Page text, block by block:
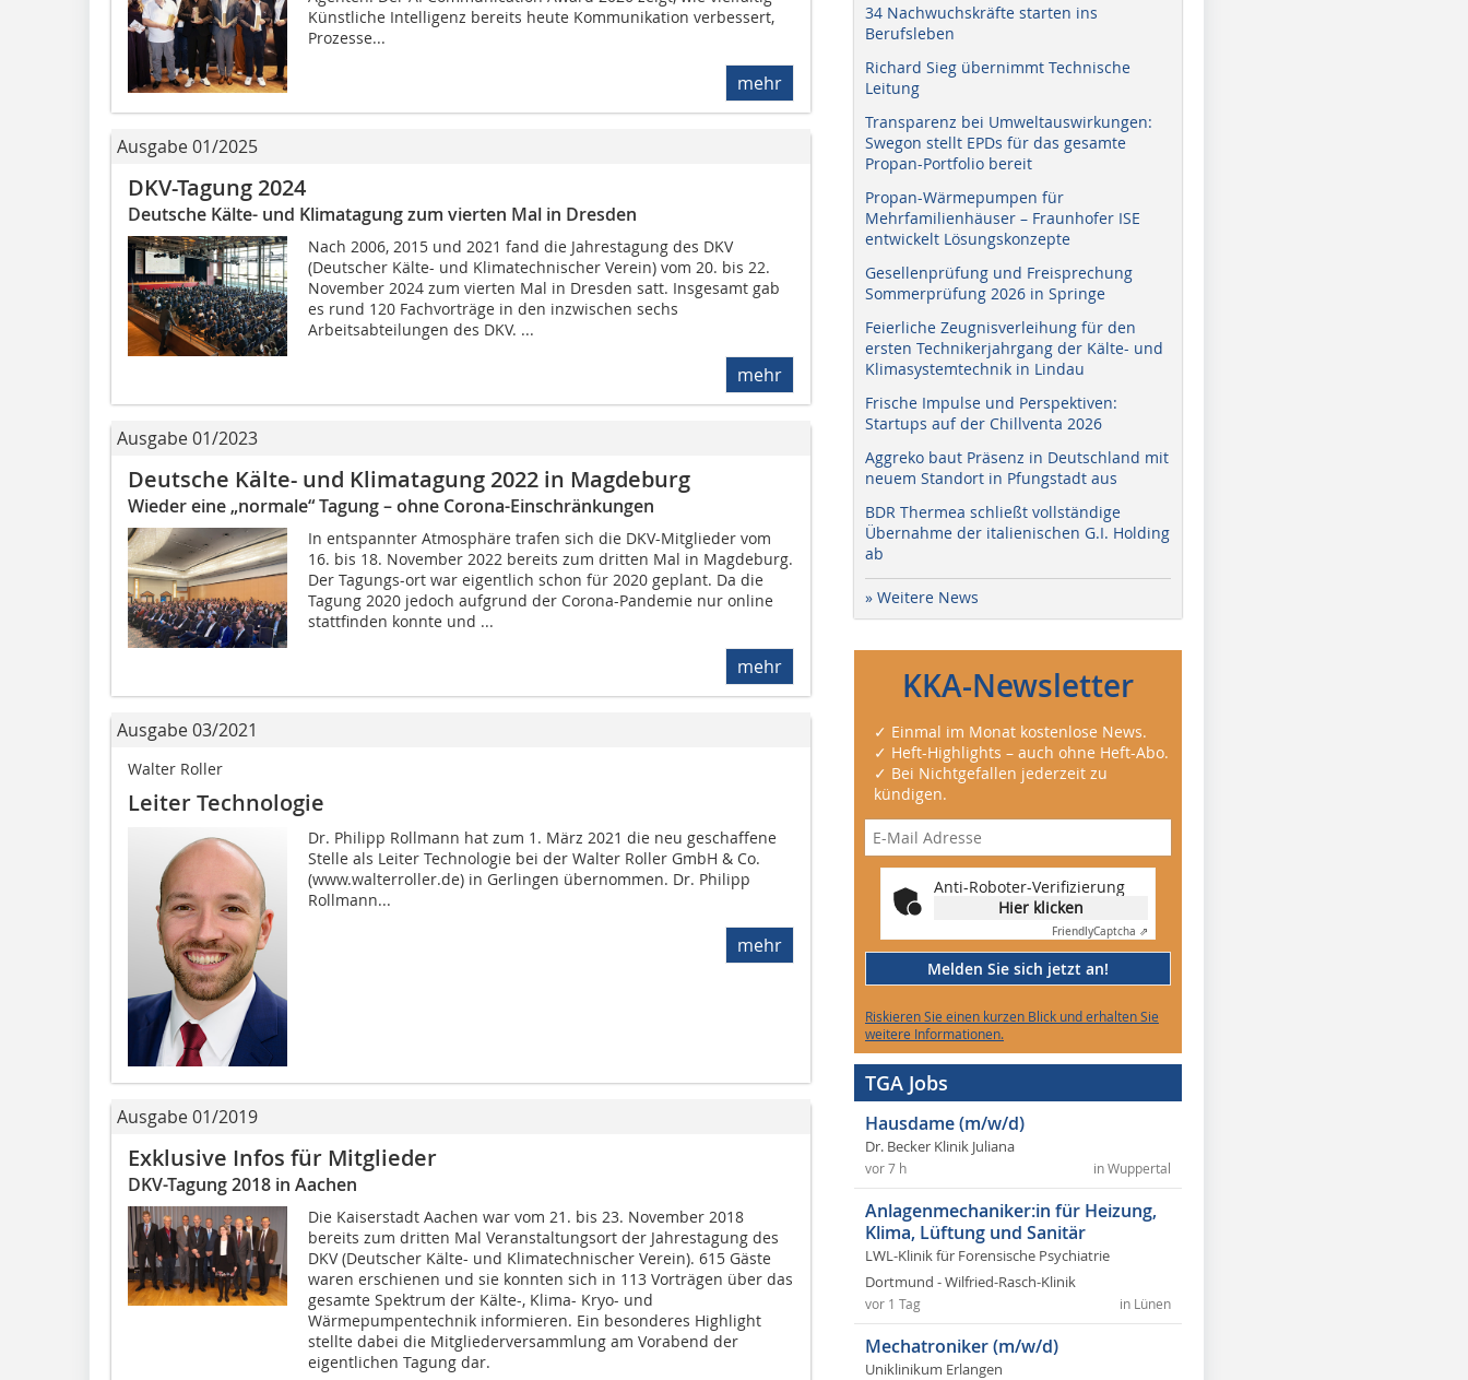
Künstliche Intelligenz bereits heute Kommunikation verbessert,
Prozesse...
mehr
Ausgabe 01/2025
DKV-Tagung 2024
Deutsche Kälte- und Klimatagung zum vierten Mal in Dresden
Nach 2006, 2015 und 2021 fand die Jahrestagung des DKV
(Deutscher ­Kälte- und Klimatechnischer Verein) vom 20. bis 22.
November 2024 zum vierten Mal in Dresden satt. Insgesamt gab
es rund 120 Fachvorträge in den inzwischen sechs
Arbeitsabteilungen des DKV. ...
mehr
Ausgabe 01/2023
Deutsche Kälte- und Klima­tagung 2022 in Magdeburg
Wieder eine „normale“ Tagung – ohne Corona-Einschränkungen
In entspannter Atmosphäre trafen sich die DKV-Mitglieder vom
16. bis 18. November 2022 bereits zum dritten Mal in Magdeburg.
Der Tagungs-ort war eigentlich schon für 2020 geplant. Da die
Tagung 2020 jedoch ­aufgrund der Corona-Pandemie nur online
stattfinden konnte und ...
mehr
Ausgabe 03/2021
Walter Roller
Leiter Technologie
Dr. Philipp Rollmann hat zum 1. März 2021 die neu geschaffene
Stelle als Leiter Technologie bei der Walter Roller GmbH & Co.
(www.walterroller.de) in Gerlingen übernommen. Dr. Philipp
Rollmann...
mehr
Ausgabe 01/2019
Exklusive Infos für Mitglieder
DKV-Tagung 2018 in Aachen
Die Kaiserstadt Aachen war vom 21. bis 23. November 2018
bereits zum dritten Mal Veranstaltungsort der Jahrestagung des
DKV (Deutscher Kälte- und Klimatechnischer Verein). 615 Gäste
waren erschienen und sie konnten sich in 113 Vorträgen über das
gesamte Spektrum der Kälte-, Klima- Kryo- und
Wärmepumpentechnik informieren. Ein besonderes Highlight
stellte dabei die Mitgliederversammlung am Vorabend der
eigentlichen Tagung dar.
34 Nachwuchskräfte starten ins
Berufsleben
Richard Sieg übernimmt Technische
Leitung
Transparenz bei Umweltauswirkungen:
Swegon stellt EPDs für das gesamte
Propan-Portfolio bereit
Propan-Wärmepumpen für
Mehrfamilienhäuser – Fraunhofer ISE
entwickelt Lösungskonzepte
Gesellenprüfung und Freisprechung
Sommerprüfung 2026 in Springe
Feierliche Zeugnisverleihung für den
ersten Technikerjahrgang der Kälte- und
Klimasystemtechnik in Lindau
Frische Impulse und Perspektiven:
Startups auf der Chillventa 2026
Aggreko baut Präsenz in Deutschland mit
neuem Standort in Pfungstadt aus
BDR Thermea schließt vollständige
Übernahme der italienischen G.I. Holding
ab
» Weitere News
KKA-Newsletter
✓ Einmal im Monat kostenlose News.
✓ Heft-Highlights – auch ohne Heft-Abo.
✓ Bei Nichtgefallen jederzeit zu
kündigen.
Anti-Roboter-Verifizierung
Hier klicken
FriendlyCaptcha ⇗
Melden Sie sich jetzt an!
Riskieren Sie einen kurzen Blick und erhalten Sie
weitere Informationen.
TGA Jobs
Hausdame (m/w/d)
Dr. Becker Klinik Juliana
in Wuppertal
vor 7 h
Anlagenmechaniker:in für Heizung,
Klima, Lüftung und Sanitär
LWL-Klinik für Forensische Psychiatrie
Dortmund - Wilfried-Rasch-Klinik
in Lünen
vor 1 Tag
Mechatroniker (m/w/d)
Uniklinikum Erlangen